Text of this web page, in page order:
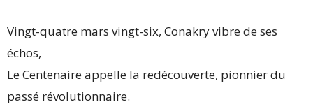
Vingt-quatre mars vingt-six, Conakry vibre de ses
échos,
Le Centenaire appelle la redécouverte, pionnier du
passé révolutionnaire.